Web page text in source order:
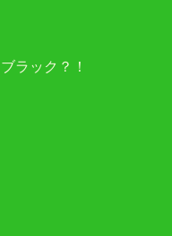
ラック？！